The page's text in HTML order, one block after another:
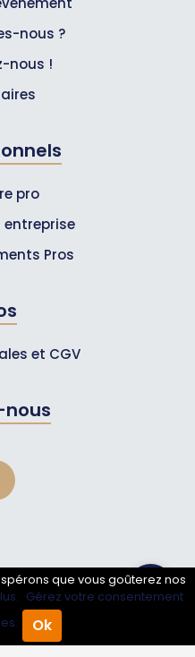
nous ?
nous !
pro
entreprise
Pros
et CGV
nous
Toutle05que vous goûterez nos
Gérez votre consentement
Ok